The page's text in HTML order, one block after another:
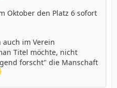
Oktober den Platz 6 sofort
im Verein
Titel möchte, nicht
forscht" die Manschaft